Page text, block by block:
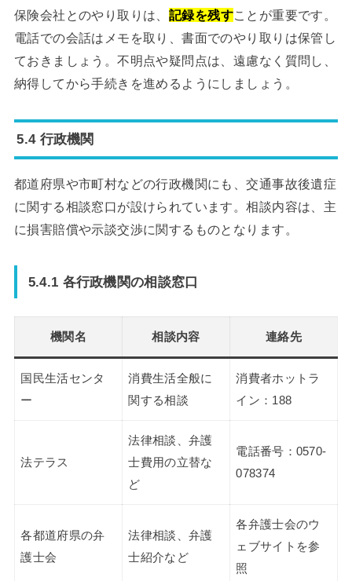
保険会社とのやり取りは、 記録を残すことが重要です。
電話での会話はメモを取り、書面でのやり取りは保管し
ておきましょう。不明点や疑問点は、遠慮なく質問し、
納得してから手続きを進めるようにしましょう。
5.4 行政機関
都道府県や市町村などの行政機関にも、交通事故後遺症
に関する相談窓口が設けられています。相談内容は、主
に損害賠償や示談交渉に関するものとなります。
5.4.1 各行政機関の相談窓口
機関名 相談内容 連絡先
国民生活センタ
ー
消費生活全般に
関する相談
消費者ホットラ
イン：188
法テラス
法律相談、弁護
士費用の立替な
ど
電話番号：0570-
078374
各都道府県の弁
護士会
法律相談、弁護
士紹介など
各弁護士会のウ
ェブサイトを参
照